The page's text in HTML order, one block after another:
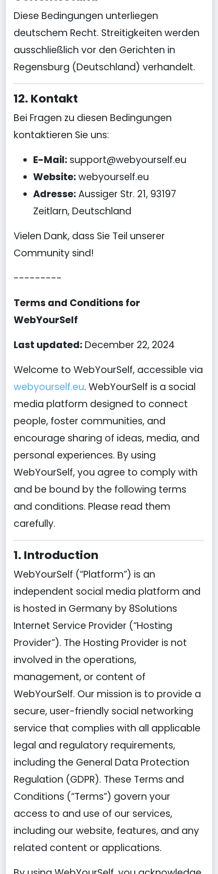
Diese Bedingungen unterliegen
deutschem Recht. Streitigkeiten werden
ausschließlich vor den Gerichten in
Regensburg (Deutschland) verhandelt.
12. Kontakt
Bei Fragen zu diesen Bedingungen
kontaktieren Sie uns:
E-Mail: support@webyourself.eu
Website:webyourself.eu
Adresse:Aussiger Str. 21, 93197
Zeitlarn, Deutschland
Vielen Dank, dass Sie Teil unserer
Community sind!
---------
Terms and Conditions for
WebYourSelf
Last updated: December 22, 2024
Welcome to WebYourSelf, accessible via
webyourself.eu. WebYourSelf is a social
media platform designed to connect
people, foster communities, and
encourage sharing of ideas, media, and
personal experiences. By using
WebYourSelf, you agree to comply with
and be bound by the following terms
and conditions. Please read them
carefully.
1. Introduction
WebYourSelf (“Platform”) is an
independent social media platform and
is hosted in Germany by 8Solutions
Internet Service Provider (“Hosting
Provider”). The Hosting Provider is not
involved in the operations,
management, or content of
WebYourSelf. Our mission is to provide a
secure, user-friendly social networking
service that complies with all applicable
legal and regulatory requirements,
including the General Data Protection
Regulation (GDPR). These Terms and
Conditions (“Terms”) govern your
access to and use of our services,
including our website, features, and any
related content or applications.